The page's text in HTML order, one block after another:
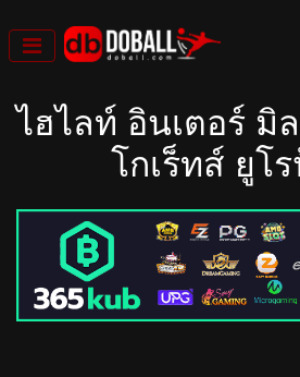
to
content
ไฮไลท์ อินเตอร์ มิ
โกเร็ทส์ ยูโ